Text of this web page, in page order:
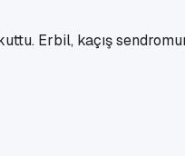
Erbil, kaçış